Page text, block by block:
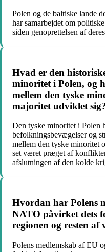
Polen og de baltiske lande
har samarbejdet om
siden genoprettelsen af
Hvad er den
minoritet i Polen, og
mellem den tyske
majoritet udviklet
Den tyske minoritet i Polen
befolkningsbevægelser og
mellem den tyske minoritet
set været præget af
afslutningen af den kolde
Hvordan har Polens
NATO påvirket dets
regionen og resten af
Polens medlemskab af EU